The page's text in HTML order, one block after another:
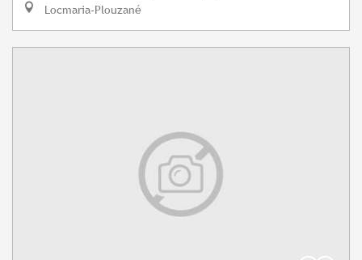
Locmaria-Plouzané